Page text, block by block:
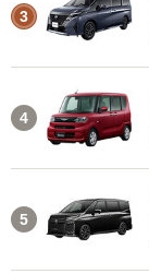
3
4
5